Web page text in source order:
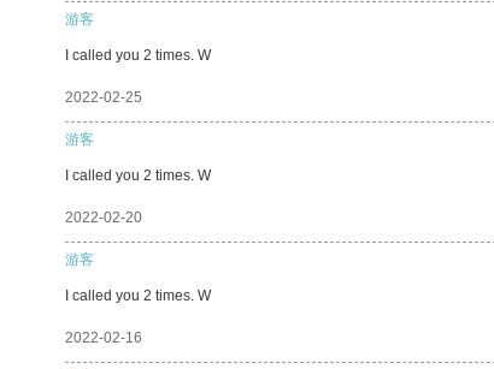
游客
I called you 2 times. W
2022-02-25
游客
I called you 2 times. W
2022-02-20
游客
I called you 2 times. W
2022-02-16